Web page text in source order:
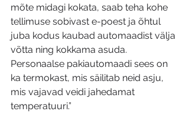
mõte midagi kokata, saab teha kohe
tellimuse sobivast e-poest ja õhtul
juba kodus kaubad automaadist välja
võtta ning kokkama asuda.
Personaalse pakiautomaadi sees on
ka termokast, mis säilitab neid asju,
mis vajavad veidi jahedamat
temperatuuri.”